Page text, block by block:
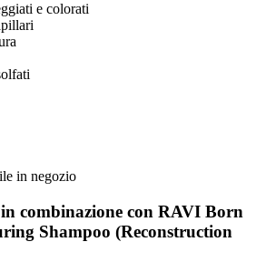
e colorati
in negozio
in combinazione con RAVI Born
Shampoo (Reconstruction